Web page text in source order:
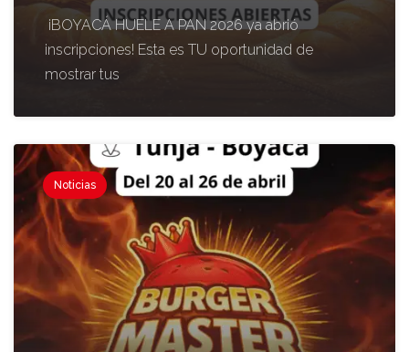
¡BOYACÁ HUELE A PAN 2026 ya abrió
inscripciones! Esta es TU oportunidad de
mostrar tus
Noticias